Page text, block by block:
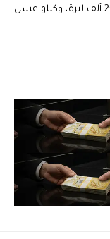
الجيجيان بـ180 ألف ليرة، وكيلو عسل الكينا بـ200 ألف ليرة، وكيلو عسل